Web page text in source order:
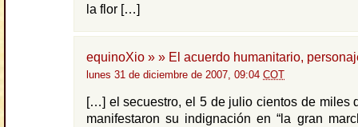
la flor […]
equinoXio » » El acuerdo humanitario,
lunes 31 de diciembre de 2007, 09:04 COT
[…] el secuestro, el 5 de julio cientos de miles
manifestaron su indignación en “la gran